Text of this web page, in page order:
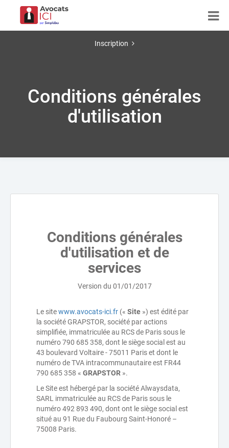
Inscription
Conditions générales
d'utilisation
Conditions générales
d'utilisation et de
services
Version du 01/01/2017
Le sitewww.avocats-ici.fr (« Site ») est édité par
la société GRAPSTOR, société par actions
simplifiée, immatriculée au RCS de Paris sous le
numéro 790 685 358, dont le siège social est au
43 boulevard Voltaire - 75011 Paris et dont le
numéro de TVA intracommunautaire est FR44
790 685 358 « GRAPSTOR ».
Le Site est hébergé par la société Alwaysdata,
SARL immatriculée au RCS de Paris sous le
numéro 492 893 490, dont ont le siège social est
situé au 91 Rue du Faubourg Saint-Honoré –
75008 Paris.